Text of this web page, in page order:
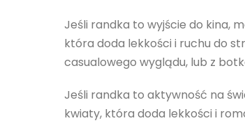
Jeśli randka to wyjście do kina,
która doda lekkości i ruchu do
casualowego wyglądu, lub z
Jeśli randka to aktywność na
kwiaty, która doda lekkości i